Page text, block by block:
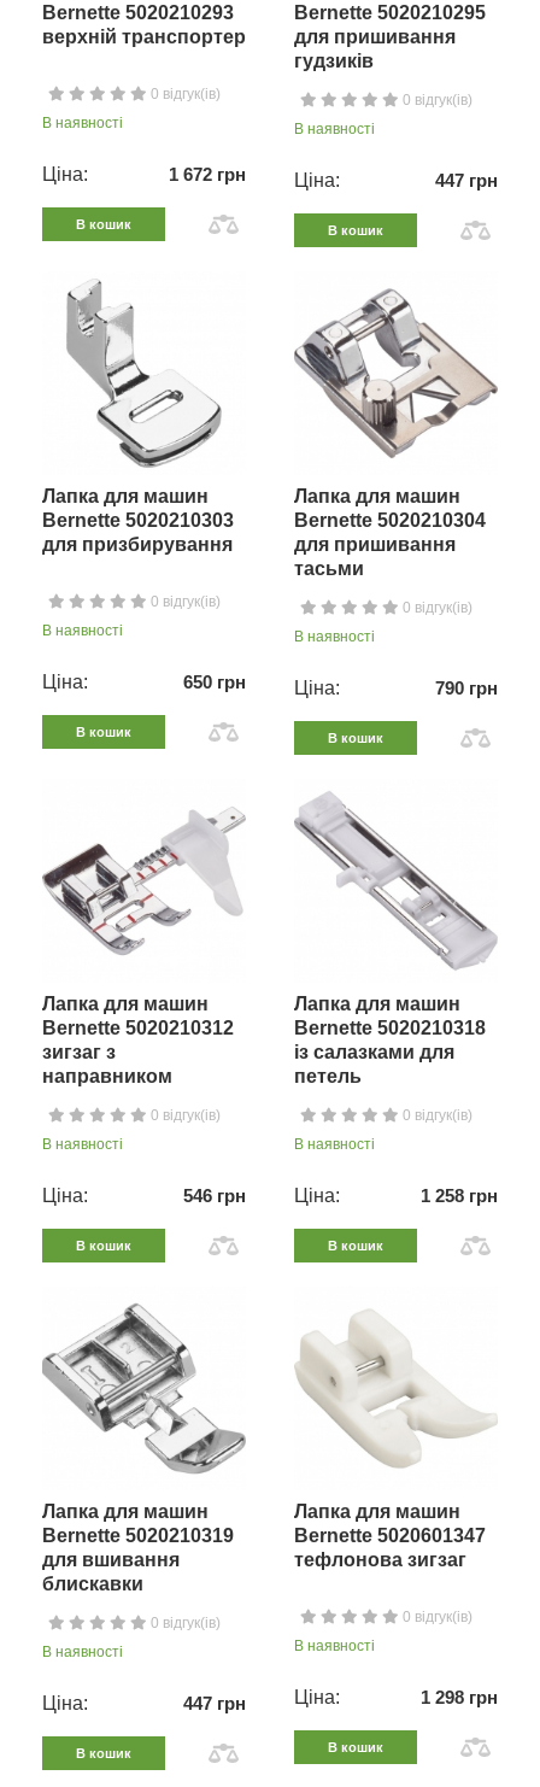
Bernette 5020210293
верхній транспортер
0 відгук(ів)
В наявності
Ціна: 1 672 грн
В кошик
Bernette 5020210295
для пришивання
гудзиків
0 відгук(ів)
В наявності
Ціна: 447 грн
В кошик
Лапка для машин
Bernette 5020210303
для призбирування
0 відгук(ів)
В наявності
Ціна: 650 грн
В кошик
Лапка для машин
Bernette 5020210304
для пришивання
тасьми
0 відгук(ів)
В наявності
Ціна: 790 грн
В кошик
Лапка для машин
Bernette 5020210312
зигзаг з
направником
0 відгук(ів)
В наявності
Ціна: 546 грн
В кошик
Лапка для машин
Bernette 5020210318
із салазками для
петель
0 відгук(ів)
В наявності
Ціна: 1 258 грн
В кошик
Лапка для машин
Bernette 5020210319
для вшивання
блискавки
0 відгук(ів)
В наявності
Ціна: 447 грн
В кошик
Лапка для машин
Bernette 5020601347
тефлонова зигзаг
0 відгук(ів)
В наявності
Ціна: 1 298 грн
В кошик